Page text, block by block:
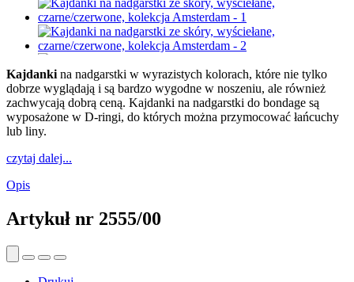
Kajdanki na nadgarstki w wyrazistych kolorach, które nie tylko
dobrze wyglądają i są bardzo wygodne w noszeniu, ale również
zachwycają dobrą ceną. Kajdanki na nadgarstki do bondage są
wyposażone w D-ringi, do których można przymocować łańcuchy
lub liny.
czytaj dalej...
Opis
Artykuł nr 2555/00